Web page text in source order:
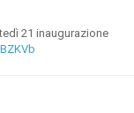
21 inaugurazione